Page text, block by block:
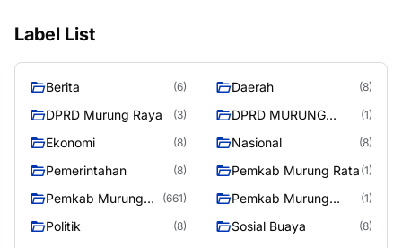
Label List
Berita (6) Daerah (8)
DPRD Murung Raya (3)
DPRD MURUNG
(1)
Ekonomi (8) Nasional (8)
Pemerintahan (8) Pemkab Murung Rata (1)
Pemkab Murung
(661)
Pemkab Murung
(1)
Politik (8) Sosial Buaya (8)